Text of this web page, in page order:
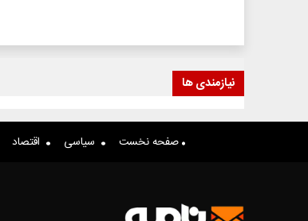
نیازمندی ها
صفحه نخست سیاسی اقتصاد